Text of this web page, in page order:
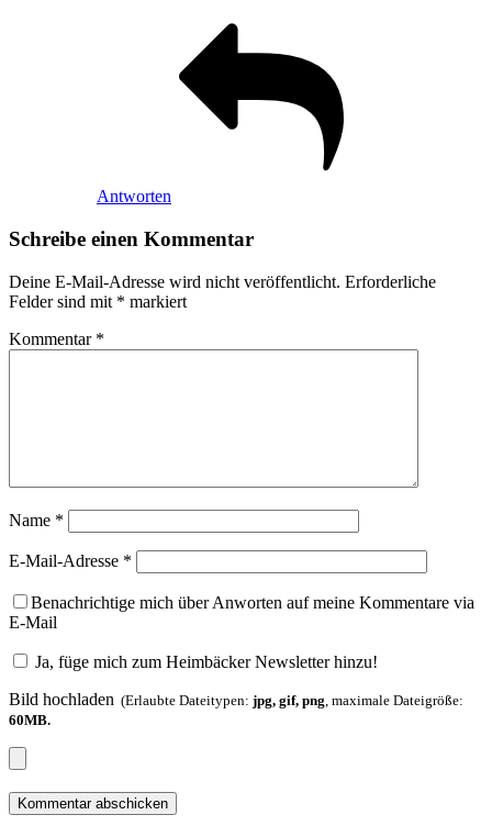
Antworten
Schreibe einen Kommentar
Deine E-Mail-Adresse wird nicht veröffentlicht. Erforderliche
Felder sind mit * markiert
Kommentar *
Name *
E-Mail-Adresse *
Benachrichtige mich über Anworten auf meine Kommentare via
E-Mail
Ja, füge mich zum Heimbäcker Newsletter hinzu!
Bild hochladen (Erlaubte Dateitypen: jpg, gif, png , maximale Dateigröße:
60MB.